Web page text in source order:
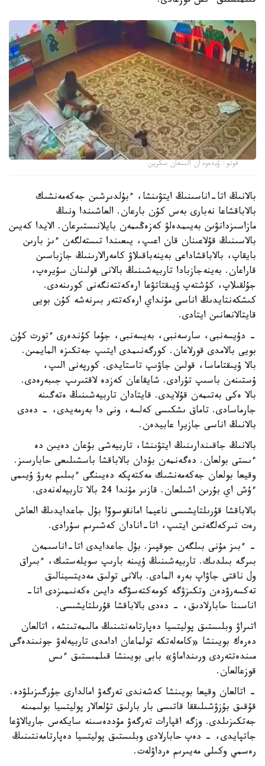
فوتو: ۆيدەودان الىنعان سكرين
بالانىڭ اتا-اناسىنىڭ ايتۋىنشا، ءبۇلدىرشىن جەكەمەنشىك
بالاباقشاعا نەبارى بەس كۇن بارعان. العاشىندا ونىڭ
مازاسىزدانۋىن بەيىمدەلۋ كەزەڭىمەن بايلانىستىرعان. الايدا كەيىن
بالاسىنىڭ قۇلاعىنان قان اعىپ، يىعىندا تىستەلگەن ءىز بارىن
بايقاپ، بالاباقشاداعى بەينەباقىلاۋ كامەرالارىنىڭ جازباسىن
قاراعان. بەينەجازبادا تاربيەشىنىڭ بالانى قولىنان سۇيرەپ،
جۇلقىلاپ، كۇشتەپ ۇيىقتاتۋعا ارەكەتتەنگەنى كورىنەدى.
كىشكەنتايدىڭ اناسى مۇنداي ارەكەتتەر بىرنەشە كۇن بويى
قايتالانعانىن ايتادى.
- دۇيسەنبى، سارسەنبى، بەيسەنبى، جۇما كۇندەرى ءتورت كۇن
بويى بالامدى قورلاعان. كورگەنىمدى ايتىپ جەتكىزە المايمىن.
بالا ۇيىقتاماسا، قولىن جاۋىپ تاستايدى. كورپەنى الىپ،
ۇستىنەن باسىپ تۇرادى. شايقاعان كەزدە لاقتىرىپ جىبەرەدى.
بالا ەكى بەتىمەن قۇلايدى. قايتادان تاربيەشىنىڭ ەتەگىنە
جارماسادى. تاماق ىشكىسى كەلسە، ونى دا بەرمەيدى، - دەدى
بالانىڭ اناسى جازيرا عابيدەن.
بالانىڭ جاقىندارىنىڭ ايتۋىنشا، تاربيەشى بۇعان دەيىن دە
ءىستى بولعان. دەگەنمەن بۇدان بالاباقشا باسشىلىعى حابارسىز.
وقيعا بولعان جەكەمەنشىك مەكتەپكە دەيىنگى ءبىلىم بەرۋ ۇيىمى
ءۇش اي بۇرىن اشىلعان. قازىر مۇندا 24 بالا تاربيەلەنەدى.
بالاباقشا قۇرىلتايشىسى ناعيما امانقوسوۆا بۇل جاعدايدىڭ العاش
رەت تىركەلگەنىن ايتىپ، اتا-انادان كەشىرىم سۇرادى.
- ءبىز مۇنى بىلگەن جوقپىز. بۇل جاعدايدى اتا-اناسىمەن
بىرگە بىلدىك. تاربيەشىنىڭ ۇيىنە بارىپ سويلەستىك، ءبىراق
ول ناقتى جاۋاپ بەرە المادى. بالانى تولىق مەديتسينالىق
تەكسەرۋدەن وتكىزۋگە كومەكتەسۋگە دايىن ەكەنىمىزدى اتا-
اناسىنا حابارلادىق، - دەدى بالاباقشا قۇرىلتايشىسى.
اتىراۋ وبلىستىق پوليتسيا دەپارتامەنتىنىڭ مالىمەتىنشە، اتالعان
دەرەك بويىنشا «كامەلەتكە تولماعان ادامدى تاربيەلەۋ جونىندەگى
مىندەتتەردى ورىنداماۋ» بابى بويىنشا قىلمىستىق ءىس
قوزعالعان.
- اتالعان وقيعا بويىنشا كەشەندى تەرگەۋ امالدارى جۇرگىزىلۋدە.
قۇقىق بۇزۋشىلىققا قاتىسى بار بارلىق تۇلعالار پوليتسيا بولىمىنە
جەتكىزىلدى. وزگە اقپارات تەرگەۋ مۇددەسىنە سايكەس جاريالاۋعا
جاتپايدى، - دەپ حابارلادى وبلىستىق پوليتسيا دەپارتامەنتىنىڭ
رەسمي وكىلى مەيىرىم ەرداۋلەت.